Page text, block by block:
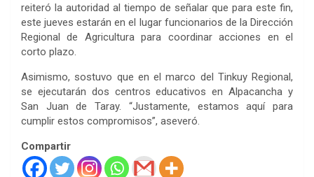
reiteró la autoridad al tiempo de señalar que para este fin,
este jueves estarán en el lugar funcionarios de la Dirección
Regional de Agricultura para coordinar acciones en el
corto plazo.
Asimismo, sostuvo que en el marco del Tinkuy Regional,
se ejecutarán dos centros educativos en Alpacancha y
San Juan de Taray. “Justamente, estamos aquí para
cumplir estos compromisos”, aseveró.
Compartir